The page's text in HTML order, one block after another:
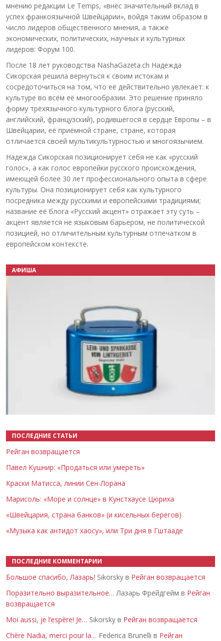
мнению редакции Le Temps, «внёс значительный вклад в
успех франкоязычной Швейцарии», войдя таким образом в
число лидеров общественного мнения, а также
экономических, политических, научных и культурных
лидеров: Форум 100.
После 18 лет руководства NashaGazeta.ch Надежда
Сикорская решила вернуться к своим истокам и
сосредоточиться на том, что её действительно увлекает: к
культуре во всём её многообразии. Это решение приняло
форму трёхязычного культурного блога (русский,
английский, французский), родившегося в сердце Европы – в
Швейцарии, её приёмной стране, стране, которая
отличается своей мультикультурностью и многоязычием.
Надежда Сикорская позиционирует себя не как «русский
голос», а как голос европейки русского происхождения,
имеющей более 30 лет профессионального опыта в сфере
культуры. Она позиционирует себя как культурного
посредника между русскими и европейскими традициями;
название её блога «Русский акцент» отражает эту суть –
акцент является не языковым барьером, не политической
позицией, но отличительным культурным отпечатком в
европейском контексте.
АФИША
ПОСЛЕДНИЕ СТАТЬИ
Рейган возвращается
Павел Кушнир: «Продаться или умереть»
Краски Матисса, линии Сен-Лорана
Марисоль: «Море и солнце» в Кунстхаусе Цюриха
«Швейцария, страна банков» (и кисельных берегов)
«Музыка как антидот хаосу», или Три дня в Гштааде
ПОСЛЕДНИЕ КОММЕНТАРИИ
Большое спасибо, Лазарь! Sikorsky в Рейган возвращается
Поразительно выразительное… Лазарь Фрейдгейм в Рейган
возвращается
Moi aussi, je l’espère! Je… Sikorsky в Рейган возвращается
Chère Nadia, merci pour la… Federica Brunelli в Рейган